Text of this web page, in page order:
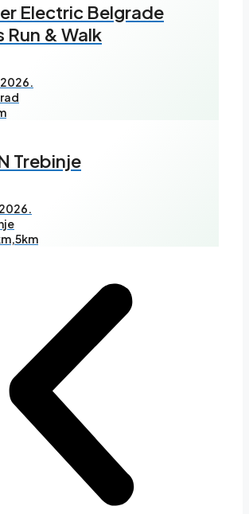
Electric Belgrade
Run & Walk
Trebinje